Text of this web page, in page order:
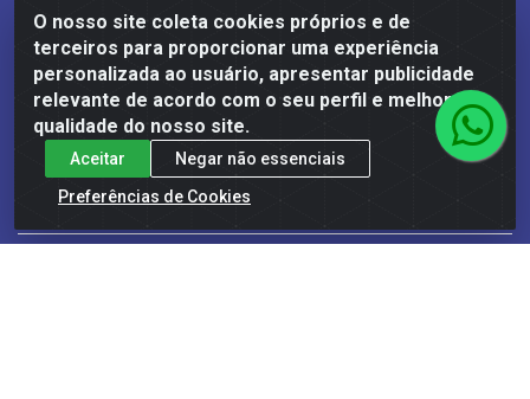
O nosso site coleta cookies próprios e de
terceiros para proporcionar uma experiência
personalizada ao usuário, apresentar publicidade
relevante de acordo com o seu perfil e melhorar a
qualidade do nosso site.
Aceitar
Negar não essenciais
Preferências de Cookies
SECOS
SUINOS
VEGETAIS CONG E
MASSAS
Baixe já
nosso APP